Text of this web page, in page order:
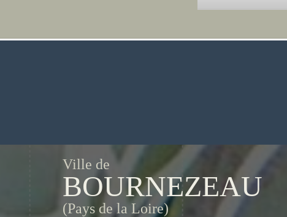
Ville de
BOURNEZEAU
(Pays de la Loire)